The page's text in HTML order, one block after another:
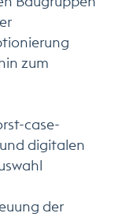
zum
case-
digitalen
der